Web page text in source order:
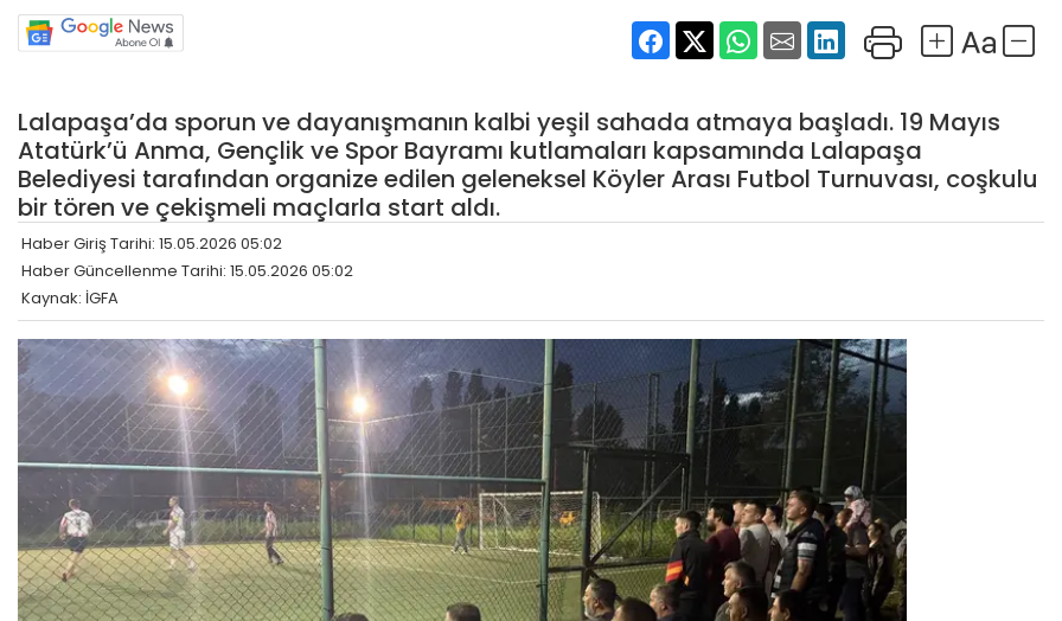
Lalapaşa’da sporun ve dayanışmanın kalbi yeşil sahada atmaya başladı. 19 Mayıs
Atatürk’ü Anma, Gençlik ve Spor Bayramı kutlamaları kapsamında Lalapaşa
Belediyesi tarafından organize edilen geleneksel Köyler Arası Futbol Turnuvası, coşkulu
bir tören ve çekişmeli maçlarla start aldı.
Haber Giriş Tarihi: 15.05.2026 05:02
Haber Güncellenme Tarihi: 15.05.2026 05:02
Kaynak: İGFA